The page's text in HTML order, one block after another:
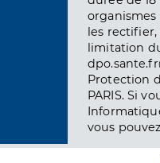
organismes
les
limitation
Protection
PARIS. Si
vous